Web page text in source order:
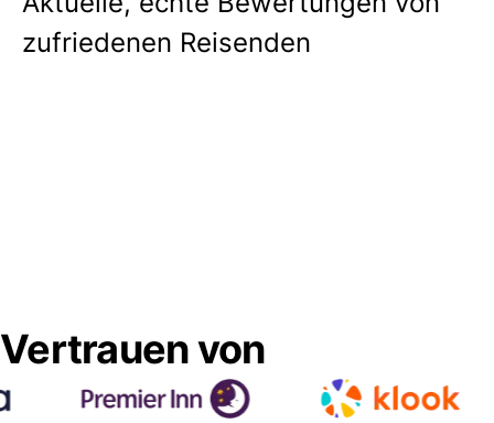
zufriedenen Reisenden
Vertrauen von